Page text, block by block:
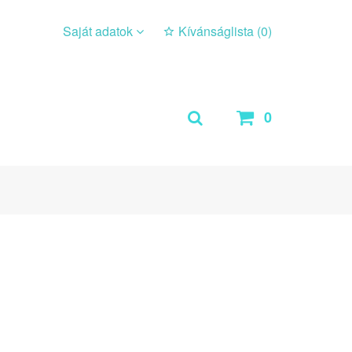
Saját adatok Kívánságlista (0)
0